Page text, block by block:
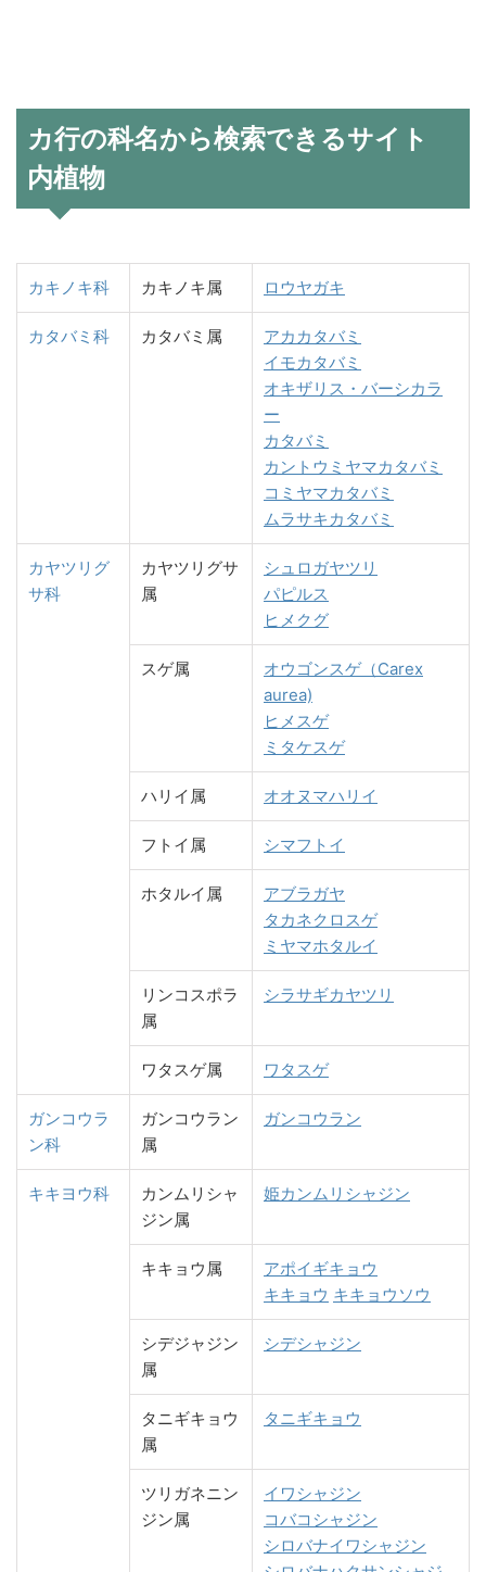
カ行の科名から検索できるサイト
内植物
カキノキ科 カキノキ属 ロウヤガキ
カタバミ科 カタバミ属
アカカタバミ
イモカタバミ
オキザリス・バーシカラ
ー
カタバミ
カントウミヤマカタバミ
コミヤマカタバミ
ムラサキカタバミ
カヤツリグ
サ科
カヤツリグサ
属
シュロガヤツリ
パピルス
ヒメクグ
スゲ属
オウゴンスゲ（Carex
aurea)
ヒメスゲ
ミタケスゲ
ハリイ属 オオヌマハリイ
フトイ属 シマフトイ
ホタルイ属
アブラガヤ
タカネクロスゲ
ミヤマホタルイ
リンコスポラ
属
シラサギカヤツリ
ワタスゲ属 ワタスゲ
ガンコウラ
ン科
ガンコウラン
属
ガンコウラン
キキヨウ科
カンムリシャ
ジン属
姫カンムリシャジン
キキョウ属
アポイギキョウ
キキョウ キキョウソウ
シデジャジン
属
シデシャジン
タニギキョウ
属
タニギキョウ
ツリガネニン
ジン属
イワシャジン
コバコシャジン
シロバナイワシャジン